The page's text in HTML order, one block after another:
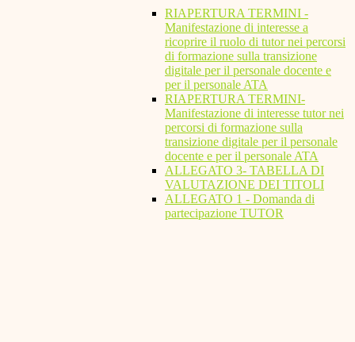
RIAPERTURA TERMINI -
Manifestazione di interesse a
ricoprire il ruolo di tutor nei percorsi
di formazione sulla transizione
digitale per il personale docente e
per il personale ATA
RIAPERTURA TERMINI-
Manifestazione di interesse tutor nei
percorsi di formazione sulla
transizione digitale per il personale
docente e per il personale ATA
ALLEGATO 3- TABELLA DI
VALUTAZIONE DEI TITOLI
ALLEGATO 1 - Domanda di
partecipazione TUTOR